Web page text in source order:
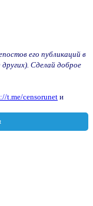
его публикаций в
других). Сделай доброе
t.me/censorunetи